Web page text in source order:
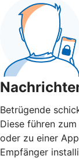
Betrügende
Diese führen
oder zu einer
Empfänger